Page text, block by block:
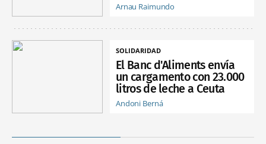
Arnau Raimundo
SOLIDARIDAD
El Banc d'Aliments envía
un cargamento con 23.000
litros de leche a Ceuta
Andoni Berná